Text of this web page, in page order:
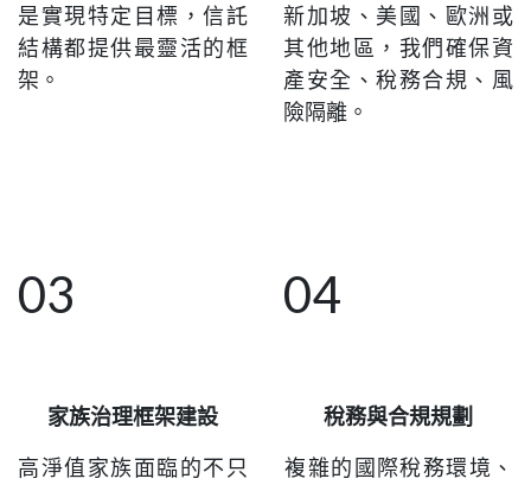
是實現特定目標，信託
結構都提供最靈活的框
架。
新加坡、美國、歐洲或
其他地區，我們確保資
產安全、稅務合規、風
險隔離。
03 04
稅務與合規規劃
​複雜的國際稅務環境、